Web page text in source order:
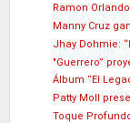
Ramon
Manny Cruz
Jhay Dohmie:
"Guerrero”
Álbum “El
Patty Moll
Toque